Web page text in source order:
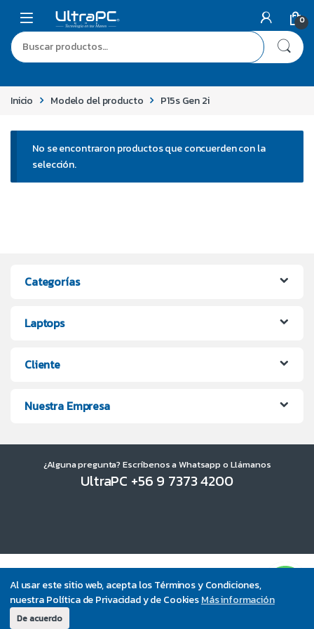
Al usar este sitio web, acepta los Términos y Condiciones,
nuestra Política de Privacidad y de CookiesMás información
De acuerdo
0
Inicio Modelo del producto P15s Gen 2i
No se encontraron productos que concuerden con la
selección.
Categorías
Laptops
Cliente
Nuestra Empresa
¿Alguna pregunta? Escríbenos a Whatsapp o Llámanos
UltraPC +56 9 7373 4200